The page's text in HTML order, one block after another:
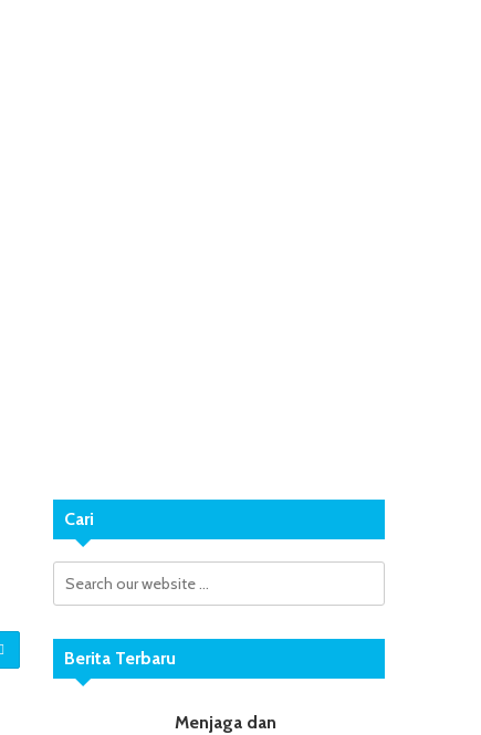
Cari
Berita Terbaru
Menjaga dan